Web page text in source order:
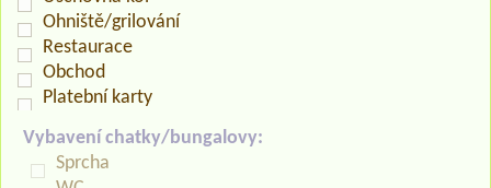
Ohniště/grilování
Restaurace
Obchod
Platební karty
Vybavení chatky/bungalovy:
Sprcha